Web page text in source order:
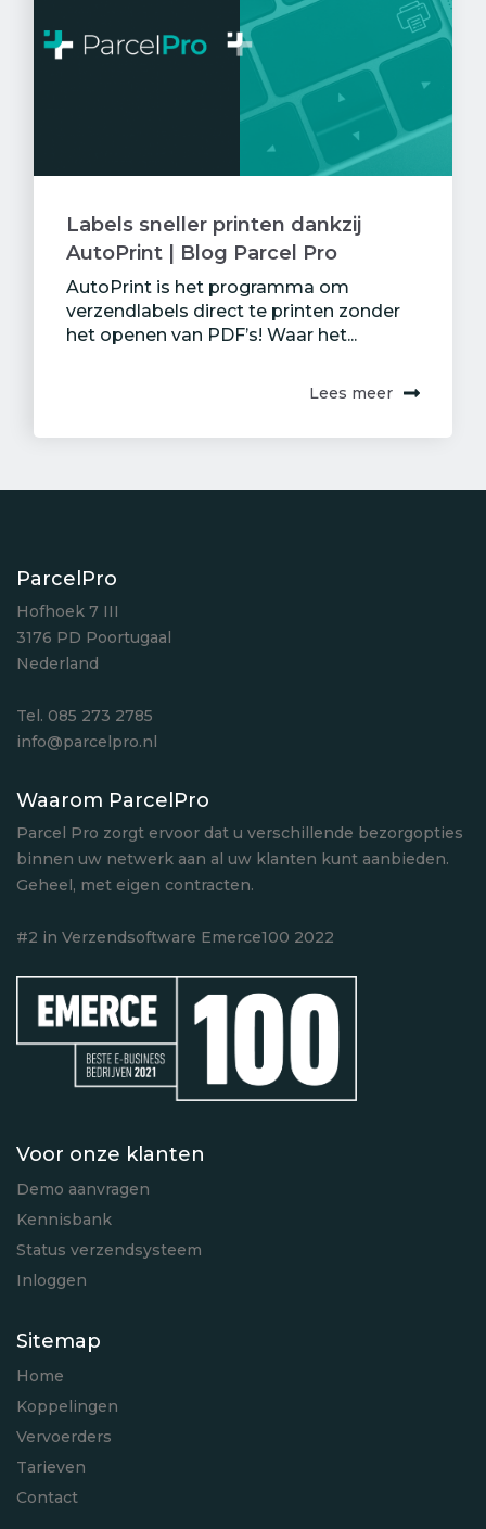
Labels sneller printen dankzij
AutoPrint | Blog Parcel Pro
AutoPrint is het programma om
verzendlabels direct te printen zonder
het openen van PDF’s! Waar het...
Lees meer
ParcelPro
Hofhoek 7 III
3176 PD Poortugaal
Nederland
Tel. 085 273 2785
info@parcelpro.nl
Waarom ParcelPro
Parcel Pro zorgt ervoor dat u verschillende bezorgopties
binnen uw netwerk aan al uw klanten kunt aanbieden.
Geheel, met eigen contracten.
#2 in Verzendsoftware Emerce100 2022
Voor onze klanten
Demo aanvragen
Kennisbank
Status verzendsysteem
Inloggen
Sitemap
Home
Koppelingen
Vervoerders
Tarieven
Contact